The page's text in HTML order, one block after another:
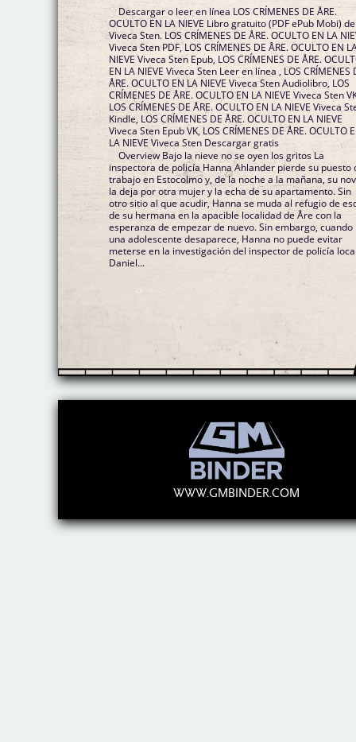
Descargar o leer en línea LOS CRÍMENES DE ÅRE.
OCULTO EN LA NIEVE Libro gratuito (PDF ePub Mobi) de
Viveca Sten. LOS CRÍMENES DE ÅRE. OCULTO EN LA
Viveca Sten PDF, LOS CRÍMENES DE ÅRE. OCULTO EN
NIEVE Viveca Sten Epub, LOS CRÍMENES DE ÅRE.
EN LA NIEVE Viveca Sten Leer en línea , LOS CRÍMENES
ÅRE. OCULTO EN LA NIEVE Viveca Sten Audiolibro, LOS
CRÍMENES DE ÅRE. OCULTO EN LA NIEVE Viveca Sten
LOS CRÍMENES DE ÅRE. OCULTO EN LA NIEVE Viveca
Kindle, LOS CRÍMENES DE ÅRE. OCULTO EN LA NIEVE
Viveca Sten Epub VK, LOS CRÍMENES DE ÅRE. OCULTO
LA NIEVE Viveca Sten Descargar gratis
Overview Bajo la nieve no se oyen los gritos La
inspectora de policía Hanna Ahlander pierde su puesto
trabajo en Estocolmo y, de la noche a la mañana, su
la deja por otra mujer y la echa de su apartamento. Sin
otro sitio al que acudir, Hanna se muda al refugio de
de su hermana en la apacible localidad de Åre con la
esperanza de empezar de nuevo. Sin embargo, cuando
una adolescente desaparece, Hanna no puede evitar
meterse en la investigación del inspector de policía
Daniel...
WWW.GMBINDER.COM